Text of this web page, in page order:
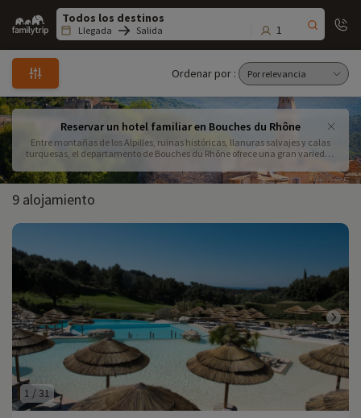
Family
trip
Llegada Salida 1
Ordenar por :
Reservar un hotel familiar en Bouches du Rhône
Entre montañas de los Alpilles, ruinas históricas, llanuras salvajes y calas
turquesas, el departamento de Bouches du Rhône ofrece una gran variedad
Bouches du Rhône.
9 alojamiento
1 /31